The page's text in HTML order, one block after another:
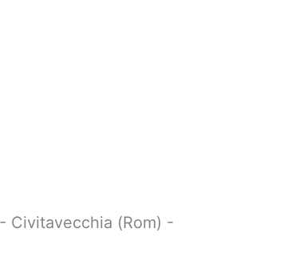
Civitavecchia (Rom) -